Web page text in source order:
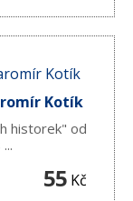
Kotík
historek" od
55 Kč